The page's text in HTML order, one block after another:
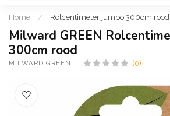
Home / Rolcentimeter jumbo 300cm rood
Milward GREEN
300cm rood
MILWARD GREEN (0)